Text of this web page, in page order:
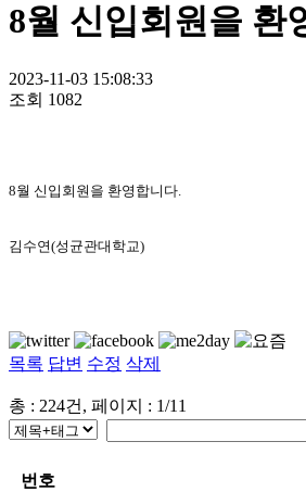
8월 신입회원을 환
2023-11-03 15:08:33
조회 1082
8월 신입회원을 환영합니다.
김수연(성균관대학교)
목록 답변 수정 삭제
총 : 224건, 페이지 : 1/11
번호